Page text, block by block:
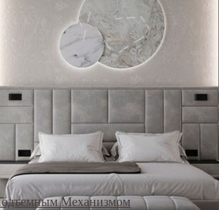
Механизмом